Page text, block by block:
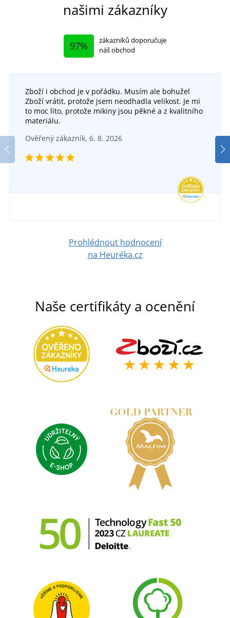
Pracovní kalhoty s laclem CXS PHOENIX CRONOS
DO 5 DNŮ
v pondělí 17. 8.
Dámská pracovní blůza MAX SUMMER LADY
422 Kč
našimi zákazníky
97%
zákazníků doporučuje
náš obchod
Zboží i obchod je v pořádku. Musím ale bohužel
Zboží vrátit, protože jsem neodhadla velikost. Je mi
to moc líto, protože mikiny jsou pěkné a z kvalitního
materiálu.
Ověřený zákazník, 6. 8. 2026
Prohlédnout hodnocení
na Heuréka.cz
Naše certifikáty a ocenění